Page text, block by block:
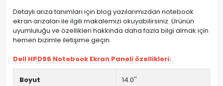
Detaylı arıza tanımları için blog yazılarımızdan notebook
ekran arızaları ile ilgili makalemizi okuyabilirsiniz. Ürünün
uyumluluğu ve özellikleri hakkında daha fazla bilgi almak için
hemen bizimle iletişime geçin.
Dell HPD96 Notebook Ekran Paneli özellikleri:
Boyut 14.0''